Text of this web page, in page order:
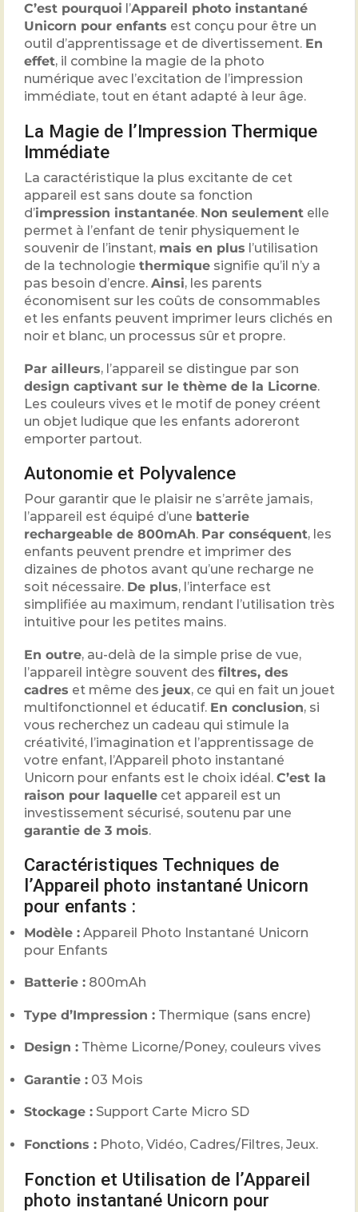
C’est pourquoi l’Appareil photo instantané
Unicorn pour enfants est conçu pour être un
outil d’apprentissage et de divertissement. En
effet, il combine la magie de la photo
numérique avec l’excitation de l’impression
immédiate, tout en étant adapté à leur âge.
La Magie de l’Impression Thermique
Immédiate
La caractéristique la plus excitante de cet
appareil est sans doute sa fonction
d’impression instantanée. Non seulement elle
permet à l’enfant de tenir physiquement le
souvenir de l’instant, mais en plus l’utilisation
de la technologie thermique signifie qu’il n’y a
pas besoin d’encre. Ainsi, les parents
économisent sur les coûts de consommables
et les enfants peuvent imprimer leurs clichés en
noir et blanc, un processus sûr et propre.
Par ailleurs, l’appareil se distingue par son
design captivant sur le thème de la Licorne.
Les couleurs vives et le motif de poney créent
un objet ludique que les enfants adoreront
emporter partout.
Autonomie et Polyvalence
Pour garantir que le plaisir ne s’arrête jamais,
l’appareil est équipé d’une batterie
rechargeable de 800mAh. Par conséquent, les
enfants peuvent prendre et imprimer des
dizaines de photos avant qu’une recharge ne
soit nécessaire. De plus, l’interface est
simplifiée au maximum, rendant l’utilisation très
intuitive pour les petites mains.
En outre, au-delà de la simple prise de vue,
l’appareil intègre souvent des filtres, des
cadres et même des jeux, ce qui en fait un jouet
multifonctionnel et éducatif. En conclusion, si
vous recherchez un cadeau qui stimule la
créativité, l’imagination et l’apprentissage de
votre enfant, l’Appareil photo instantané
Unicorn pour enfants est le choix idéal. C’est la
raison pour laquelle cet appareil est un
investissement sécurisé, soutenu par une
garantie de 3 mois.
Caractéristiques Techniques de
l’Appareil photo instantané Unicorn
pour enfants :
Modèle : Appareil Photo Instantané Unicorn
pour Enfants
Batterie : 800mAh
Type d’Impression : Thermique (sans encre)
Design : Thème Licorne/Poney, couleurs vives
Garantie : 03 Mois
Stockage : Support Carte Micro SD
Fonctions : Photo, Vidéo, Cadres/Filtres, Jeux.
Fonction et Utilisation de l’Appareil
photo instantané Unicorn pour